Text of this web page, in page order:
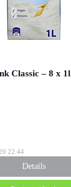
Classic – 8 x 1l
22:44
Details